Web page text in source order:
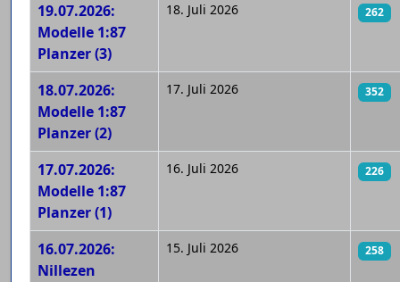
19.07.2026:
Modelle 1:87
Planzer (3)
18. Juli 2026 262
18.07.2026:
Modelle 1:87
Planzer (2)
17. Juli 2026 352
17.07.2026:
Modelle 1:87
Planzer (1)
16. Juli 2026 226
16.07.2026:
Nillezen
15. Juli 2026 258